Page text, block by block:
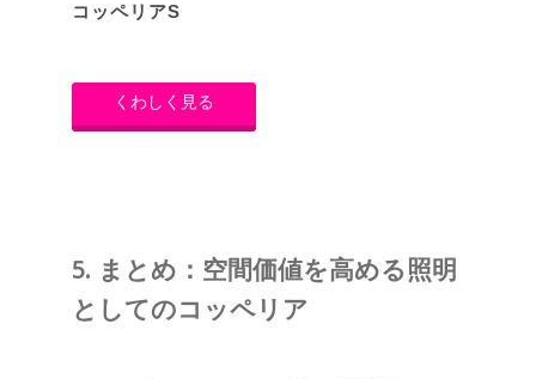
コッペリアS
くわしく見る
5. まとめ：空間価値を高める照明
としてのコッペリア